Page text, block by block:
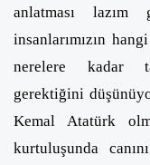
anlatması
insanlarımızın
nerelere kadar
gerektiğini
Kemal Atatürk
kurtuluşunda